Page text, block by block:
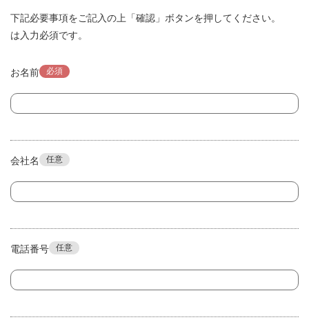
下記必要事項をご記入の上「確認」ボタンを押してください。
は入力必須です。
お名前 必須
会社名 任意
電話番号 任意